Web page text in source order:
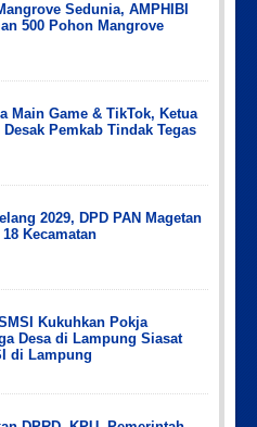
Sedunia, AMPHIBI
500 Pohon Mangrove
Main Game & TikTok, Ketua
Desak Pemkab Tindak Tegas
2029, DPD PAN Magetan
Kecamatan
Kukuhkan Pokja
Desa di Lampung Siasat
di Lampung